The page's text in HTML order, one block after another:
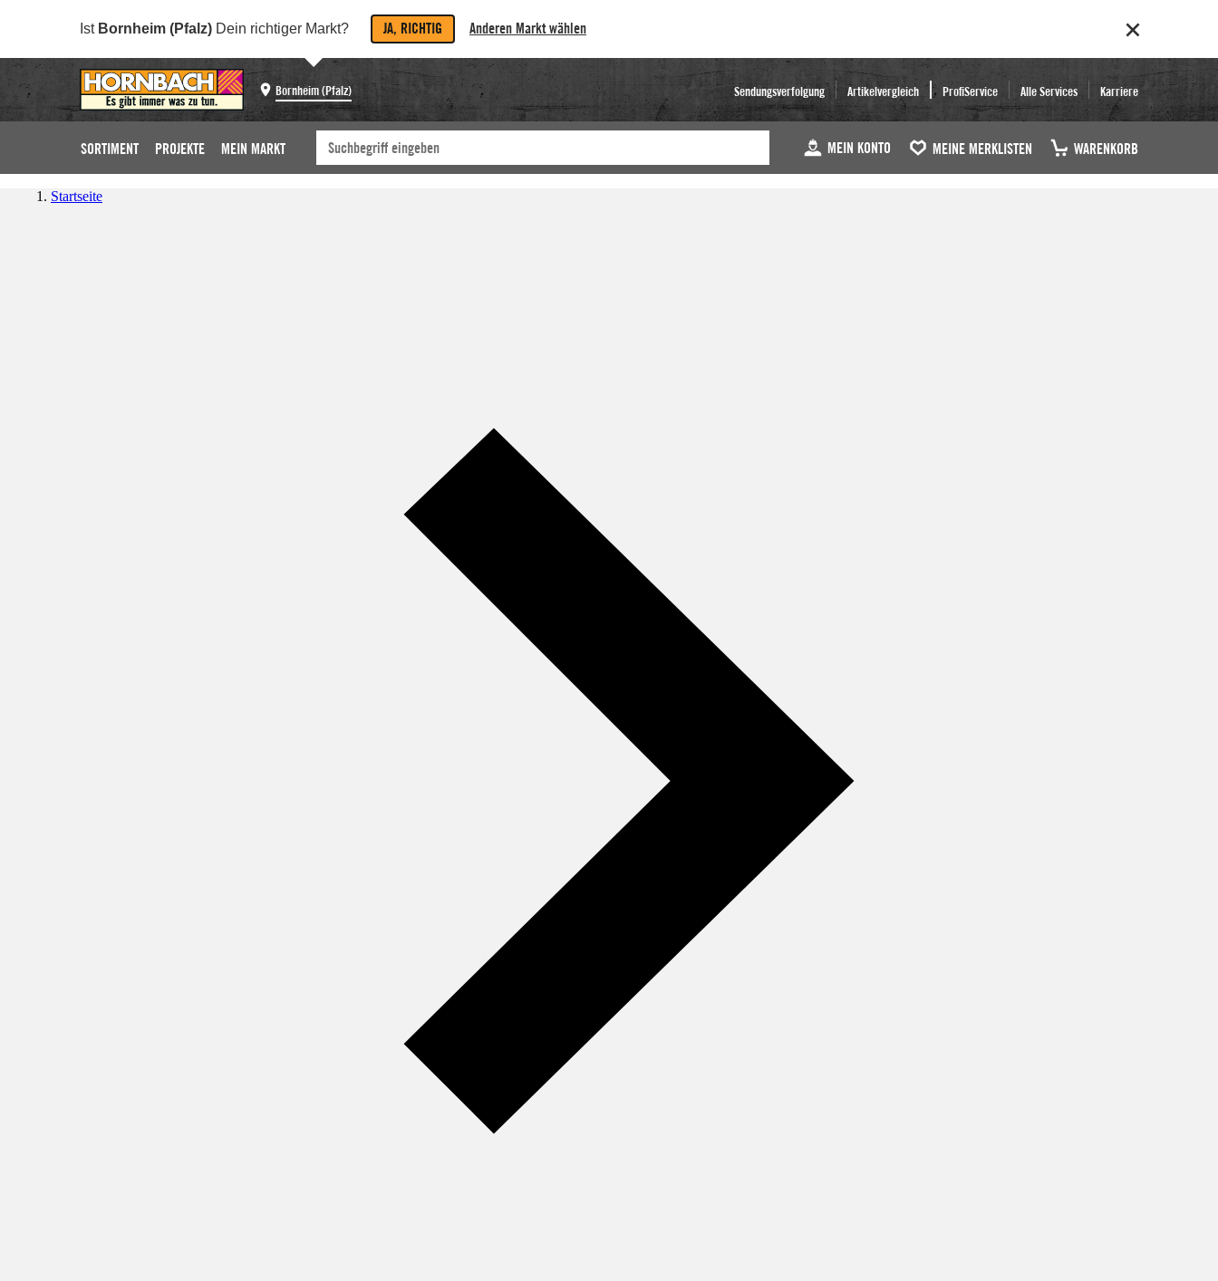
Ist Bornheim (Pfalz) Dein richtiger Markt? JA, RICHTIG Anderen Markt wählen
Bornheim (Pfalz) Sendungsverfolgung Artikelvergleich ProfiService Alle Services Karriere
SORTIMENT PROJEKTE MEIN MARKT MEIN KONTO MEINE MERKLISTEN WARENKORB
Startseite